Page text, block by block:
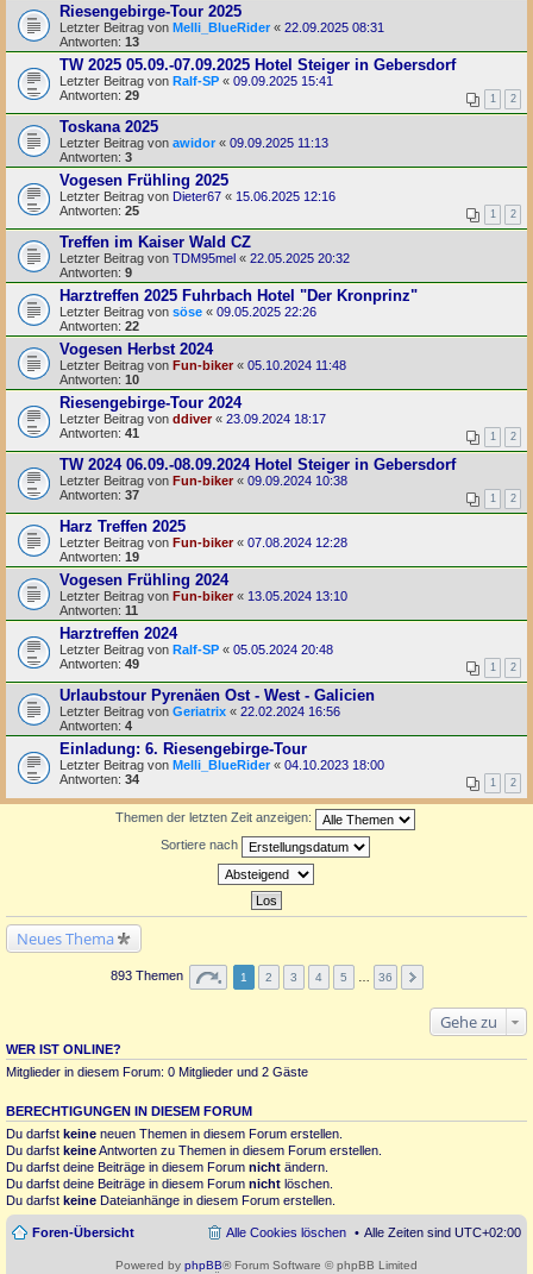
Riesengebirge-Tour 2025
Letzter Beitrag von Melli_BlueRider « 22.09.2025 08:31
Antworten: 13
TW 2025 05.09.-07.09.2025 Hotel Steiger in Gebersdorf
Letzter Beitrag von Ralf-SP « 09.09.2025 15:41
Antworten: 29 1 2
Toskana 2025
Letzter Beitrag von awidor « 09.09.2025 11:13
Antworten: 3
Vogesen Frühling 2025
Letzter Beitrag von Dieter67 « 15.06.2025 12:16
Antworten: 25 1 2
Treffen im Kaiser Wald CZ
Letzter Beitrag von TDM95mel « 22.05.2025 20:32
Antworten: 9
Harztreffen 2025 Fuhrbach Hotel "Der Kronprinz"
Letzter Beitrag von söse « 09.05.2025 22:26
Antworten: 22
Vogesen Herbst 2024
Letzter Beitrag von Fun-biker « 05.10.2024 11:48
Antworten: 10
Riesengebirge-Tour 2024
Letzter Beitrag von ddiver« 23.09.2024 18:17
Antworten: 41 1 2
TW 2024 06.09.-08.09.2024 Hotel Steiger in Gebersdorf
Letzter Beitrag von Fun-biker « 09.09.2024 10:38
Antworten: 37 1 2
Harz Treffen 2025
Letzter Beitrag von Fun-biker« 07.08.2024 12:28
Antworten: 19
Vogesen Frühling 2024
Letzter Beitrag von Fun-biker « 13.05.2024 13:10
Antworten: 11
Harztreffen 2024
Letzter Beitrag von Ralf-SP « 05.05.2024 20:48
Antworten: 49 1 2
Urlaubstour Pyrenäen Ost - West - Galicien
Letzter Beitrag von Geriatrix « 22.02.2024 16:56
Antworten: 4
Einladung: 6. Riesengebirge-Tour
Letzter Beitrag von Melli_BlueRider« 04.10.2023 18:00
Antworten: 34 1 2
Themen der letzten Zeit anzeigen:
Sortiere nach
Neues Thema
893 Themen 1 2 3 4 5 36
Gehe zu
WER IST ONLINE?
Mitglieder in diesem Forum: 0 Mitglieder und 2 Gäste
BERECHTIGUNGEN IN DIESEM FORUM
Du darfst keine neuen Themen in diesem Forum erstellen.
Du darfst keineAntworten zu Themen in diesem Forum erstellen.
Du darfst deine Beiträge in diesem Forum nicht ändern.
Du darfst deine Beiträge in diesem Forum nicht löschen.
Du darfst keine Dateianhänge in diesem Forum erstellen.
Foren-Übersicht Alle Zeiten sind UTC+02:00
Alle Cookies löschen
Powered by phpBB® Forum Software © phpBB Limited